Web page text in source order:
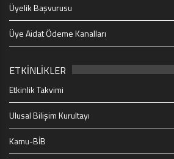
Üyelik Başvurusu
Üye Aidat Ödeme Kanalları
ETKİNLİKLER
Etkinlik Takvimi
Ulusal Bilişim Kurultayı
Kamu-BİB